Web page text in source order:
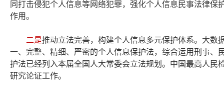
同打击侵犯个人信息等网络犯罪，强化个人信息民事法律
作用。
二是推动立法完善，构建个人信息多元保护体系。大数
一、完整、精细、严密的个人信息保护法，综合运用刑事、
护法已经列入本届全国人大常委会立法规划。中国最高人民
研究论证工作。